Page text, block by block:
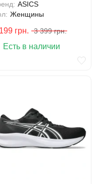
ASICS
Женщины
грн. 3 399 грн.
Есть в наличии